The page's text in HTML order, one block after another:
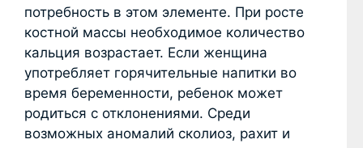
потребность в этом элементе. При росте
костной массы необходимое количество
кальция возрастает. Если женщина
употребляет горячительные напитки во
время беременности, ребенок может
родиться с отклонениями. Среди
возможных аномалий сколиоз, рахит и